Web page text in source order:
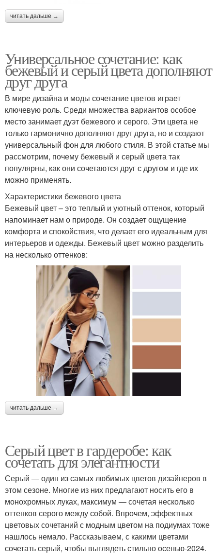
читать дальше →
Универсальное сочетание: как
бежевый и серый цвета дополняют
друг друга
В мире дизайна и моды сочетание цветов играет
ключевую роль. Среди множества вариантов особое
место занимает дуэт бежевого и серого. Эти цвета не
только гармонично дополняют друг друга, но и создают
универсальный фон для любого стиля. В этой статье мы
рассмотрим, почему бежевый и серый цвета так
популярны, как они сочетаются друг с другом и где их
можно применять.
Характеристики бежевого цвета
Бежевый цвет – это теплый и уютный оттенок, который
напоминает нам о природе. Он создает ощущение
комфорта и спокойствия, что делает его идеальным для
интерьеров и одежды. Бежевый цвет можно разделить
на несколько оттенков:
читать дальше →
Серый цвет в гардеробе: как
сочетать для элегантности
Серый — один из самых любимых цветов дизайнеров в
этом сезоне. Многие из них предлагают носить его в
монохромных луках, максимум — сочетая несколько
оттенков серого между собой. Впрочем, эффектных
цветовых сочетаний с модным цветом на подиумах тоже
нашлось немало. Рассказываем, с какими цветами
сочетать серый, чтобы выглядеть стильно осенью-2024.